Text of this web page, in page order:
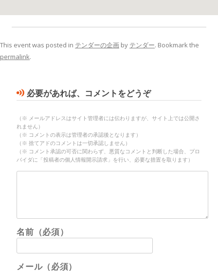
This event was posted in テンダーの企画 by テンダー. Bookmark the
permalink.
必要があれば、コメントをどうぞ
（※ メールアドレスはサイト管理者には伝わりますが、サイト上では公開さ
れません）
（※ コメントの表示は管理者の承認後となります）
（※ 捨てアドのコメントは一切承認しません）
（※ コメント承認の可否に関わらず、悪質なコメントと判断した場合、プロ
バイダに「投稿者の個人情報開示請求」を行い、必要な措置を取ります）
名前（必須）
メール（必須）